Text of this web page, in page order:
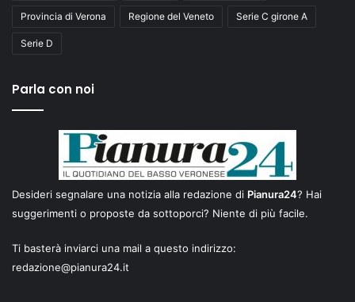
Provincia di Verona Regione del Veneto Serie C girone A
Serie D
Parla con noi
Desideri segnalare una notizia alla redazione di Pianura24? Hai
suggerimenti o proposte da sottoporci? Niente di più facile.
Ti basterà inviarci una mail a questo indirizzo:
redazione@pianura24.it